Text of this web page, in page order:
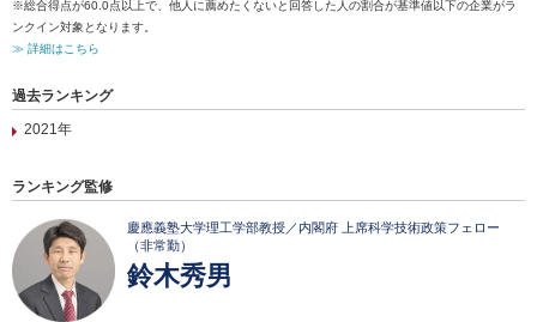
※総合得点が60.0点以上で、他人に薦めたくないと回答した人の割合が基準値以下の企業がラ
ンクイン対象となります。
≫ 詳細はこちら
過去ランキング
2021年
ランキング監修
慶應義塾大学理工学部教授／内閣府 上席科学技術政策フェロー
（非常勤）
鈴木秀男